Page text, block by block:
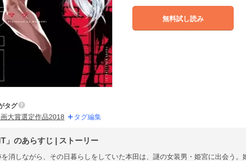
無料試し読み
タグ
大賞選定作品2018 タグ編集
」のあらすじ | ストーリー
を消しながら、その日暮らしをしていた本田は、謎の女装男・姫宮に出会う